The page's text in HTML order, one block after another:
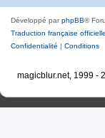
Développé parphpBB®
Traduction française officielle
Confidentialité | Conditions
magicblur.net, 1999 -